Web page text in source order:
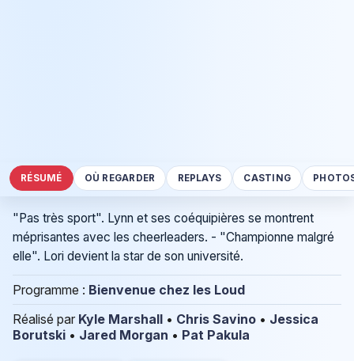
RÉSUMÉ OÙ REGARDER REPLAYS CASTING
"Pas très sport". Lynn et ses coéquipières se montrent
méprisantes avec les cheerleaders. - "Championne malgré
elle". Lori devient la star de son université.
Programme : Bienvenue chez les Loud
Réalisé par Kyle Marshall • Chris Savino • Jessica
Borutski • Jared Morgan • Pat Pakula